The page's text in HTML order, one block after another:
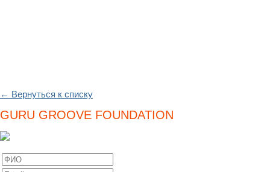
← Вернуться к списку
GURU GROOVE FOUNDATION